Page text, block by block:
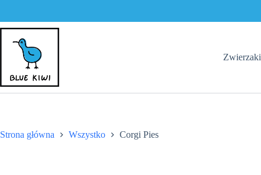
Przejdź
treści
Zwierzaki
Strona główna Wszystko Corgi Pies